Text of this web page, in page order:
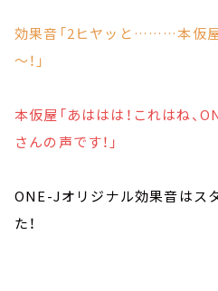
効果音「2ヒヤッと………本仮屋
～！」
本仮屋「あははは！これはね、
さんの声です！」
ONE-Jオリジナル効果音はス
た！